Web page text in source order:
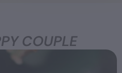
COUPLE